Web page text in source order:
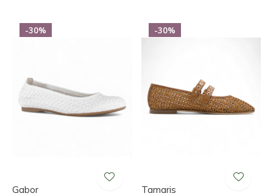
-30%
Gabor
-30%
Tamaris